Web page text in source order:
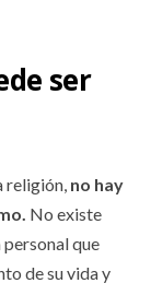
ser
religión, no hay
No existe
personal que
de su vida y